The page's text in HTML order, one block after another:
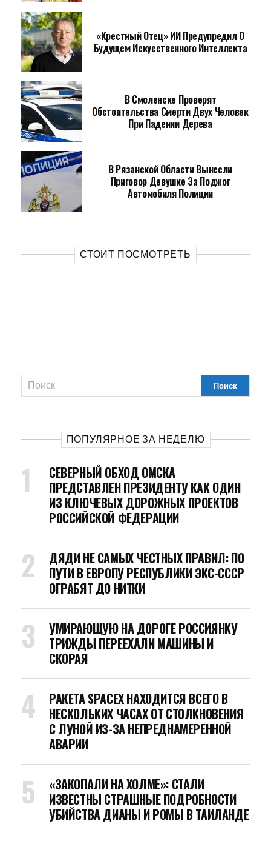
«Крестный Отец» ИИ Предупредил О
Будущем Искусственного Интеллекта
В Смоленске Проверят
Обстоятельства Смерти Двух Человек
При Падении Дерева
В Рязанской Области Вынесли
Приговор Девушке За Поджог
Автомобиля Полиции
СТОИТ ПОСМОТРЕТЬ
ПОПУЛЯРНОЕ ЗА НЕДЕЛЮ
СЕВЕРНЫЙ ОБХОД ОМСКА
ПРЕДСТАВЛЕН ПРЕЗИДЕНТУ КАК ОДИН
ИЗ КЛЮЧЕВЫХ ДОРОЖНЫХ ПРОЕКТОВ
РОССИЙСКОЙ ФЕДЕРАЦИИ
ДЯДИ НЕ САМЫХ ЧЕСТНЫХ ПРАВИЛ: ПО
ПУТИ В ЕВРОПУ РЕСПУБЛИКИ ЭКС-СССР
ОГРАБЯТ ДО НИТКИ
УМИРАЮЩУЮ НА ДОРОГЕ РОССИЯНКУ
ТРИЖДЫ ПЕРЕЕХАЛИ МАШИНЫ И
СКОРАЯ
РАКЕТА SPACEX НАХОДИТСЯ ВСЕГО В
НЕСКОЛЬКИХ ЧАСАХ ОТ СТОЛКНОВЕНИЯ
С ЛУНОЙ ИЗ-ЗА НЕПРЕДНАМЕРЕННОЙ
АВАРИИ
«ЗАКОПАЛИ НА ХОЛМЕ»: СТАЛИ
ИЗВЕСТНЫ СТРАШНЫЕ ПОДРОБНОСТИ
УБИЙСТВА ДИАНЫ И РОМЫ В ТАИЛАНДЕ